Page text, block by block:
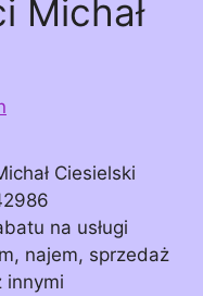
Michał
Ciesielski
na usługi
najem, sprzedaż
innymi